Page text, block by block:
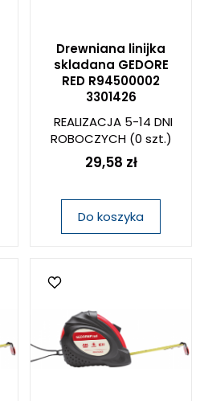
Drewniana linijka
skladana GEDORE
RED R94500002
3301426
REALIZACJA 5-14 DNI
ROBOCZYCH(0 szt.)
29,58 zł
Do koszyka